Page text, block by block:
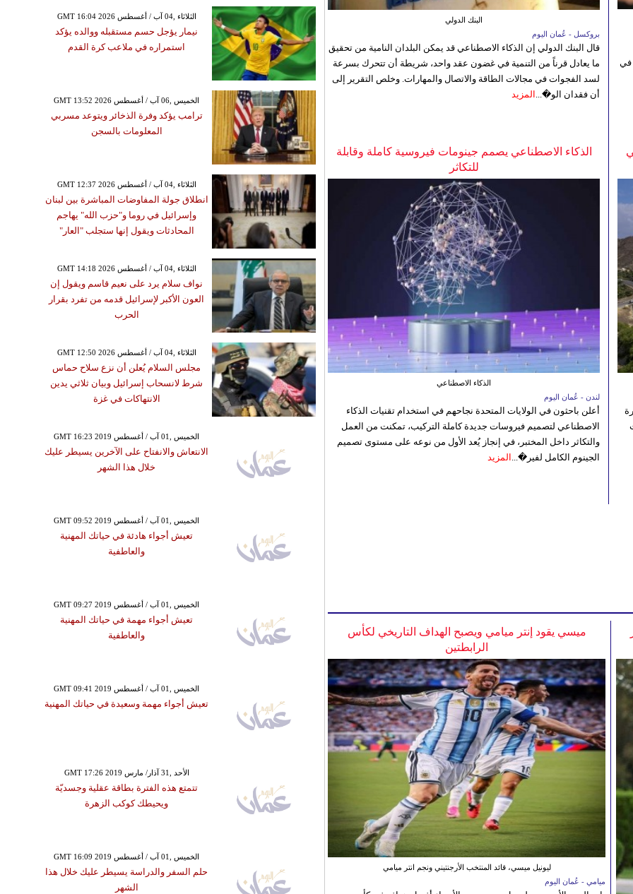
البنك الدولي
بروكسل - عُمان اليوم
قال البنك الدولي إن الذكاء الاصطناعي قد يمكن البلدان النامية من تحقيق
ما يعادل قرناً من التنمية في غضون عقد واحد، شريطة أن تتحرك بسرعة
لسد الفجوات في مجالات الطاقة والاتصال والمهارات. وخلص التقرير إلى
أن فقدان الو�... المزيد
في
الذكاء الاصطناعي يصمم جينومات فيروسية كاملة وقابلة
للتكاثر
الذكاء الاصطناعي
لندن - عُمان اليوم
أعلن باحثون في الولايات المتحدة نجاحهم في استخدام تقنيات الذكاء
الاصطناعي لتصميم فيروسات جديدة كاملة التركيب، تمكنت من العمل
والتكاثر داخل المختبر، في إنجاز يُعد الأول من نوعه على مستوى تصميم
الجينوم الكامل لفير�... المزيد
ميسي يقود إنتر ميامي ويصبح الهداف التاريخي لكأس
الرابطتين
ليونيل ميسي، قائد المنتخب الأرجنتيني ونجم انتر ميامي
ميامي - عُمان اليوم
GMT 16:04 2026 الثلاثاء ,04 آب / أغسطس
نيمار يؤجل حسم مستقبله ووالده يؤكد
استمراره في ملاعب كرة القدم
GMT 13:52 2026 الخميس ,06 آب / أغسطس
ترامب يؤكد وفرة الذخائر ويتوعد مسربي
المعلومات بالسجن
GMT 12:37 2026 الثلاثاء ,04 آب / أغسطس
انطلاق جولة المفاوضات المباشرة بين لبنان
وإسرائيل في روما و"حزب الله" يهاجم
المحادثات ويقول إنها ستجلب "العار"
GMT 14:18 2026 الثلاثاء ,04 آب / أغسطس
نواف سلام يرد على نعيم قاسم ويقول إن
العون الأكبر لإسرائيل قدمه من تفرد بقرار
الحرب
GMT 12:50 2026 الثلاثاء ,04 آب / أغسطس
مجلس السلام يُعلن أن نزع سلاح حماس
شرط لانسحاب إسرائيل وبيان ثلاثي يدين
الانتهاكات في غزة
GMT 16:23 2019 الخميس ,01 آب / أغسطس
الانتعاش والانفتاح على الآخرين يسيطر عليك
خلال هذا الشهر
GMT 09:52 2019 الخميس ,01 آب / أغسطس
تعيش أجواء هادئة في حياتك المهنية
والعاطفية
GMT 09:27 2019 الخميس ,01 آب / أغسطس
تعيش أجواء مهمة في حياتك المهنية
والعاطفية
GMT 09:41 2019 الخميس ,01 آب / أغسطس
تعيش أجواء مهمة وسعيدة في حياتك المهنية
GMT 17:26 2019 الأحد ,31 آذار/ مارس
تتمتع هذه الفترة بطاقة عقلية وجسديّة
ويحيطك كوكب الزهرة
GMT 16:09 2019 الخميس ,01 آب / أغسطس
حلم السفر والدراسة يسيطر عليك خلال هذا
الشهر